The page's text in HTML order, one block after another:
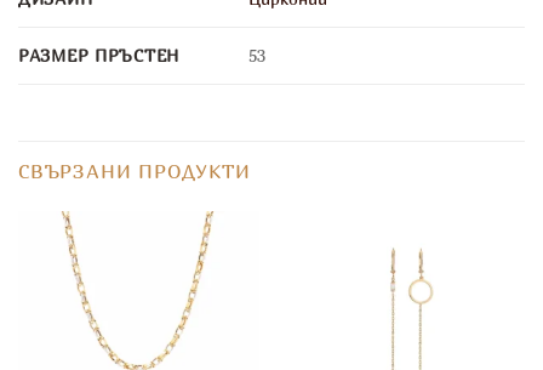
РАЗМЕР ПРЪСТЕН 53
СВЪРЗАНИ ПРОДУКТИ